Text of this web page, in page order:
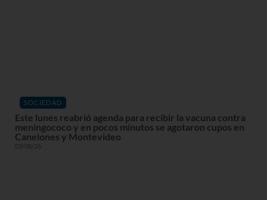
SOCIEDAD
Este lunes reabrió agenda para recibir la vacuna contra
meningococo y en pocos minutos se agotaron cupos en
Canelones y Montevideo
03/08/26